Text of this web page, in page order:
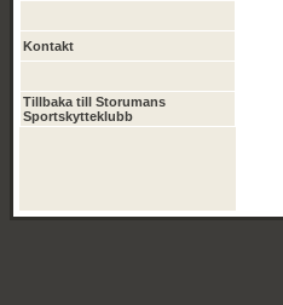
Kontakt
Tillbaka till Storumans
Sportskytteklubb